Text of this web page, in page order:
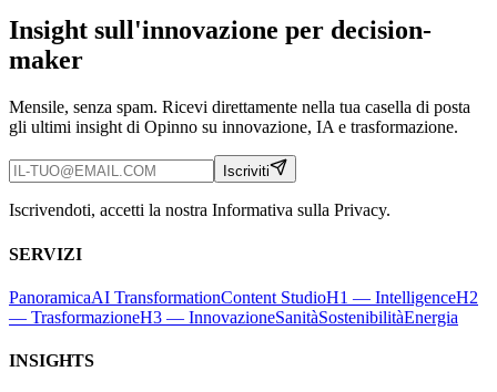
Insight sull'innovazione per decision-
maker
Mensile, senza spam. Ricevi direttamente nella tua casella di posta
gli ultimi insight di Opinno su innovazione, IA e trasformazione.
Iscriviti
Iscrivendoti, accetti la nostra Informativa sulla Privacy.
SERVIZI
PanoramicaAI TransformationContent StudioH1 — IntelligenceH2
— TrasformazioneH3 — InnovazioneSanitàSostenibilitàEnergia
INSIGHTS